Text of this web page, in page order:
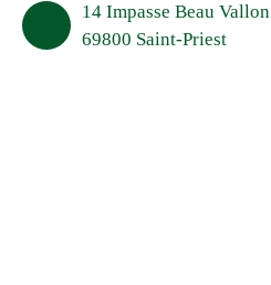
14 Impasse Beau Vallon
69800 Saint-Priest